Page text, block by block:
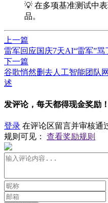
💡 在多项基准测试中
品。
上一篇
雷军回应国庆7天AI“雷军”
下一篇
谷歌悄然删去人工智能团队
述
发评论，每天都得现金奖励
登录 在评论区留言并审核通
规则可见： 查看奖励规则